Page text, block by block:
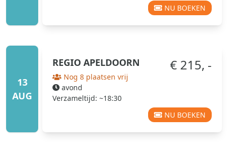
NU BOEKEN
13
AUG
REGIO APELDOORN
Nog 8 plaatsen vrij
avond
Verzameltijd: ~18:30
€ 215, -
NU BOEKEN